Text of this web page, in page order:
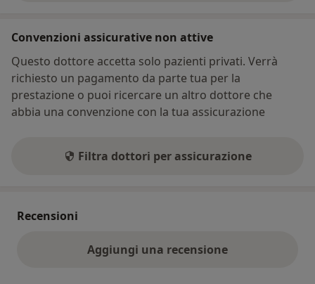
Convenzioni assicurative non attive
Questo dottore accetta solo pazienti privati. Verrà
richiesto un pagamento da parte tua per la
prestazione o puoi ricercare un altro dottore che
abbia una convenzione con la tua assicurazione
Filtra dottori per assicurazione
Recensioni
Aggiungi una recensione